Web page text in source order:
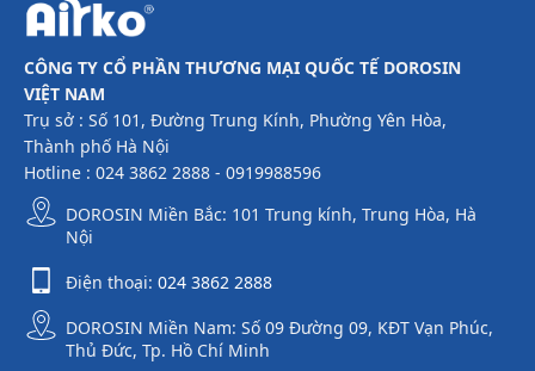
CÔNG TY CỔ PHẦN THƯƠNG MẠI QUỐC TẾ DOROSIN
VIỆT NAM
Trụ sở : Số 101, Đường Trung Kính, Phường Yên Hòa,
Thành phố Hà Nội
Hotline : 024 3862 2888 - 0919988596
DOROSIN Miền Bắc: 101 Trung kính, Trung Hòa, Hà
Nội
Điện thoại: 024 3862 2888
DOROSIN Miền Nam: Số 09 Đường 09, KĐT Vạn Phúc,
Thủ Đức, Tp. Hồ Chí Minh